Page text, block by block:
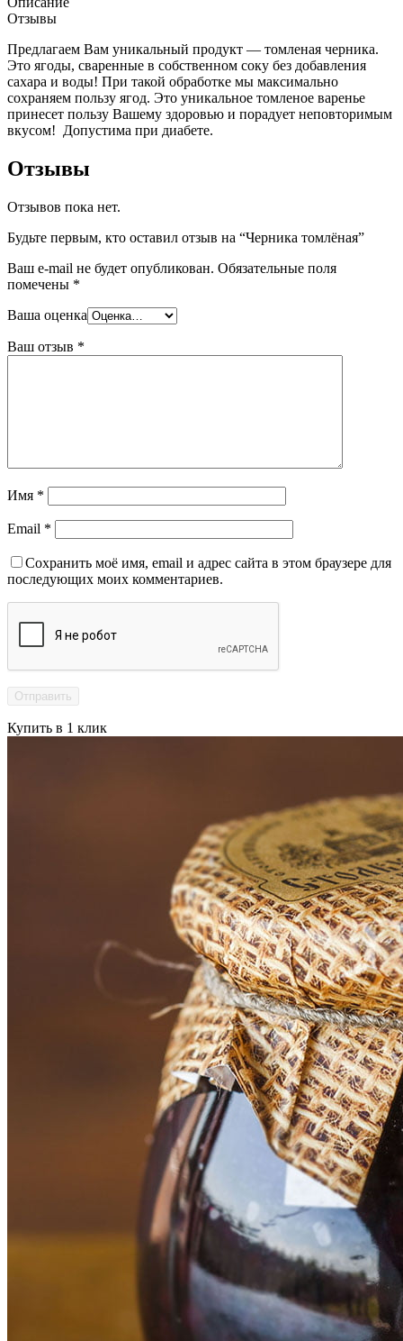
Отзывы
Предлагаем Вам уникальный продукт — томленая черника.
Это ягоды, сваренные в собственном соку без добавления
сахара и воды! При такой обработке мы максимально
сохраняем пользу ягод. Это уникальное томленое варенье
принесет пользу Вашему здоровью и порадует неповторимым
вкусом! Допустима при диабете.
Отзывы
Отзывов пока нет.
Будьте первым, кто оставил отзыв на “Черника томлёная”
Ваш e-mail не будет опубликован. Обязательные поля
помечены *
Ваша оценка
Ваш отзыв *
Имя *
Email *
Сохранить моё имя, email и адрес сайта в этом браузере для
последующих моих комментариев.
Купить в 1 клик